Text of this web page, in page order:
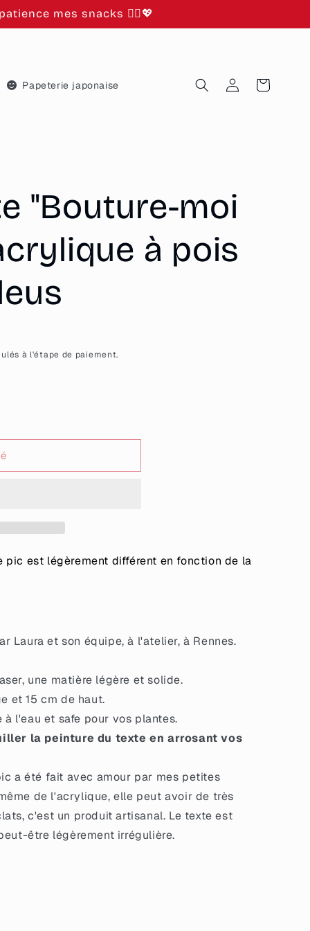
mes snacks 🙂‍↕️💖
Papeterie japonaise ConnexionPanier
"Bouture-moi
à pois
à l'étape de paiement.
pic est légèrement différent en fonction de la
Laura et son équipe, à l'atelier, à Rennes.
une matière légère et solide.
et 15 cm de haut.
l'eau et safe pour vos plantes.
la peinture du texte en arrosant vos
a été fait avec amour par mes petites
de l'acrylique, elle peut avoir de très
c'est un produit artisanal. Le texte est
être légèrement irrégulière.